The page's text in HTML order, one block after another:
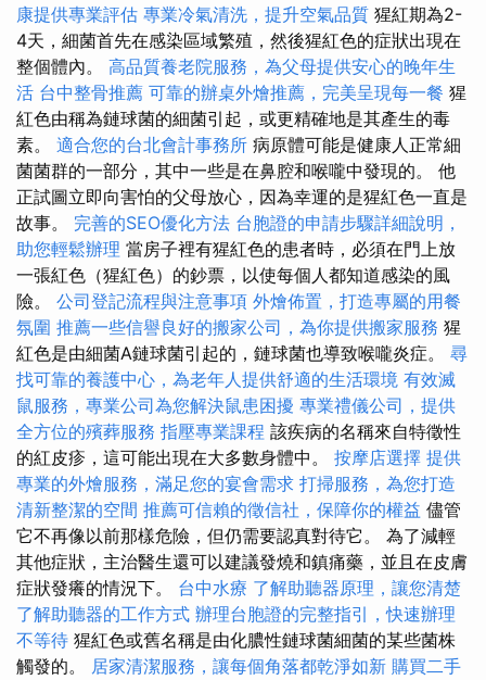
康提供專業評估 專業冷氣清洗，提升空氣品質 猩紅期為2-
4天，細菌首先在感染區域繁殖，然後猩紅色的症狀出現在
整個體內。 高品質養老院服務，為父母提供安心的晚年生
活 台中整骨推薦 可靠的辦桌外燴推薦，完美呈現每一餐 猩
紅色由稱為鏈球菌的細菌引起，或更精確地是其產生的毒
素。 適合您的台北會計事務所 病原體可能是健康人正常細
菌菌群的一部分，其中一些是在鼻腔和喉嚨中發現的。 他
正試圖立即向害怕的父母放心，因為幸運的是猩紅色一直是
故事。 完善的SEO優化方法 台胞證的申請步驟詳細說明，
助您輕鬆辦理 當房子裡有猩紅色的患者時，必須在門上放
一張紅色（猩紅色）的鈔票，以使每個人都知道感染的風
險。 公司登記流程與注意事項 外燴佈置，打造專屬的用餐
氛圍 推薦一些信譽良好的搬家公司，為你提供搬家服務 猩
紅色是由細菌A鏈球菌引起的，鏈球菌也導致喉嚨炎症。 尋
找可靠的養護中心，為老年人提供舒適的生活環境 有效滅
鼠服務，專業公司為您解決鼠患困擾 專業禮儀公司，提供
全方位的殯葬服務 指壓專業課程 該疾病的名稱來自特徵性
的紅皮疹，這可能出現在大多數身體中。 按摩店選擇 提供
專業的外燴服務，滿足您的宴會需求 打掃服務，為您打造
清新整潔的空間 推薦可信賴的徵信社，保障你的權益 儘管
它不再像以前那樣危險，但仍需要認真對待它。 為了減輕
其他症狀，主治醫生還可以建議發燒和鎮痛藥，並且在皮膚
症狀發癢的情況下。 台中水療 了解助聽器原理，讓您清楚
了解助聽器的工作方式 辦理台胞證的完整指引，快速辦理
不等待 猩紅色或舊名稱是由化膿性鏈球菌細菌的某些菌株
觸發的。 居家清潔服務，讓每個角落都乾淨如新 購買二手